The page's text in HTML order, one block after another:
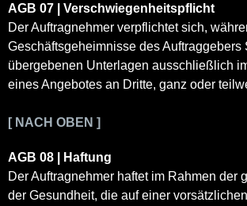
AGB 07 | Verschwiegenheitspflicht
Der Auftragnehmer verpflichtet sich,
Geschäftsgeheimnisse des
übergebenen Unterlagen ausschließlich
eines Angebotes an Dritte, ganz oder
[ NACH OBEN ]
AGB 08 | Haftung
Der Auftragnehmer haftet im Rahmen
der Gesundheit, die auf einer